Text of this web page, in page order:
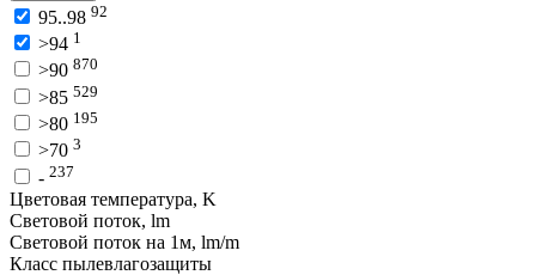
95..98 92
>94 1
>90 870
>85 529
>80 195
>70 3
- 237
Цветовая температура, K
Световой поток, lm
Световой поток на 1м, lm/m
Класс пылевлагозащиты